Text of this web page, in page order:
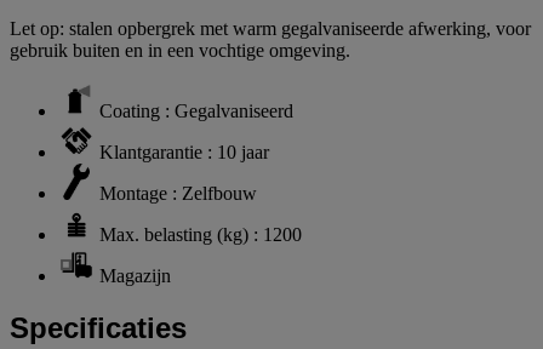
Let op: stalen opbergrek met warm gegalvaniseerde afwerking, voor
gebruik buiten en in een vochtige omgeving.
Coating : Gegalvaniseerd
Klantgarantie : 10 jaar
Montage : Zelfbouw
Max. belasting (kg) : 1200
Magazijn
Specificaties